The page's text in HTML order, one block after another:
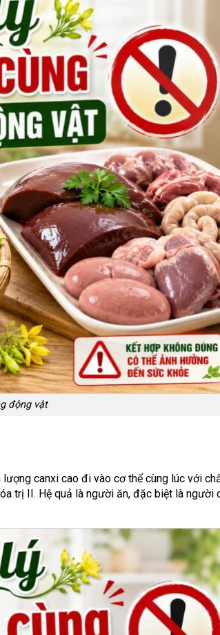
động vật
canxi cao đi vào cơ thể cùng lúc với
trị II. Hệ quả là người ăn, đặc biệt là người